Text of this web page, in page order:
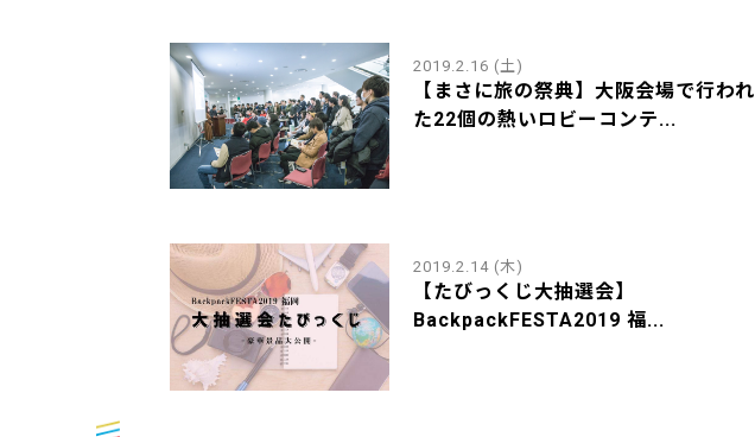
2019.2.16 (土)
【まさに旅の祭典】大阪会場で行われ
た22個の熱いロビーコンテ...
2019.2.14 (木)
【たびっくじ大抽選会】
BackpackFESTA2019 福...